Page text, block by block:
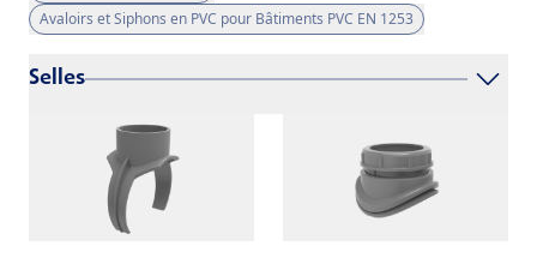
Avaloirs et Siphons en PVC pour Bâtiments PVC EN 1253
Selles